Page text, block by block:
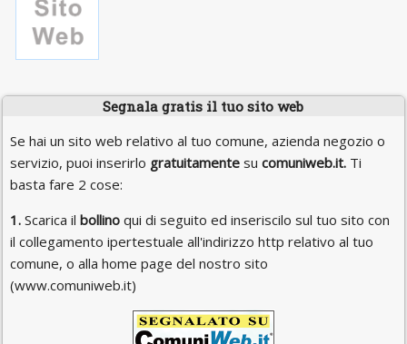
Segnala gratis il tuo sito web
Se hai un sito web relativo al tuo comune, azienda negozio o
servizio, puoi inserirlo gratuitamentesu comuniweb.it.Ti
basta fare 2 cose:
1.Scarica il bollinoqui di seguito ed inseriscilo sul tuo sito con
il collegamento ipertestuale all'indirizzo http relativo al tuo
comune, o alla home page del nostro sito
(www.comuniweb.it)